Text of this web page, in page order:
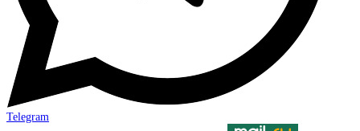
Telegram